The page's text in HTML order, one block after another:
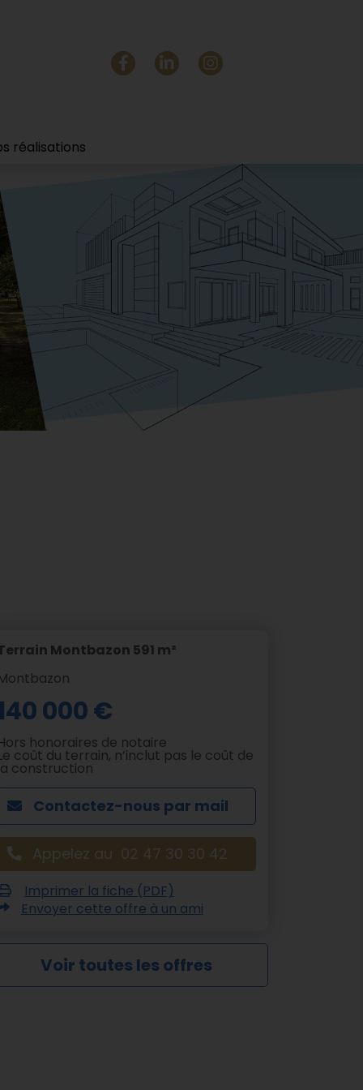
réalisations
Montbazon 591 m²
000 €
honoraires de notaire
coût du terrain, n’inclut pas le coût de
construction
Contactez-nous par mail
Appelez au 02 47 30 30 42
Imprimer la fiche (PDF)
Envoyer cette offre à un ami
Voir toutes les offres